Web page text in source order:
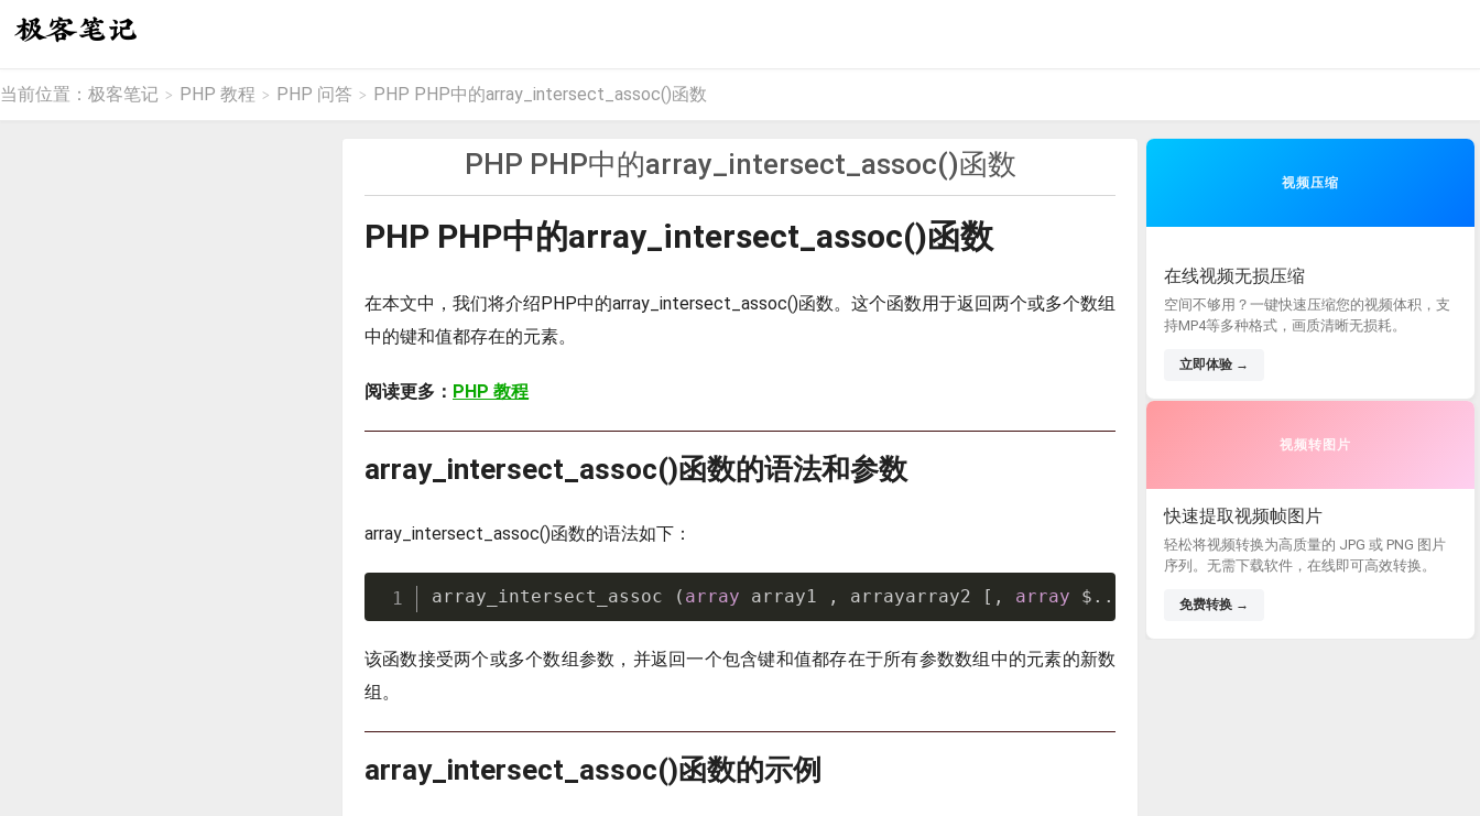
当前位置： 极客笔记 > PHP 教程 > PHP 问答 > PHP PHP中的array_intersect_assoc()函数
PHP PHP中的array_intersect_assoc()函数
PHP PHP中的array_intersect_assoc()函数
在本文中，我们将介绍PHP中的array_intersect_assoc()函数。这个函数用于返回两个或多个数组
中的键和值都存在的元素。
阅读更多： PHP 教程
array_intersect_assoc()函数的语法和参数
array_intersect_assoc()函数的语法如下：
array_intersect_assoc ( array array1 , arrayarray2 [ , array $ . . : array
该函数接受两个或多个数组参数，并返回一个包含键和值都存在于所有参数数组中的元素的新数
组。
array_intersect_assoc()函数的示例
视频压缩
在线视频无损压缩
空间不够用？一键快速压缩您的视频体积，支
持MP4等多种格式，画质清晰无损耗。
立即体验 →
视频转图片
快速提取视频帧图片
轻松将视频转换为高质量的 JPG 或 PNG 图片
序列。无需下载软件，在线即可高效转换。
免费转换 →